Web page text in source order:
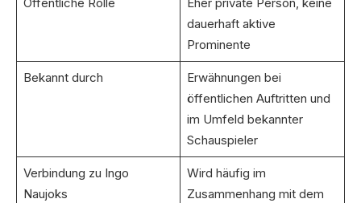
Öffentliche Rolle
Eher private Person, keine
dauerhaft aktive
Prominente
Bekannt durch
Erwähnungen bei
öffentlichen Auftritten und
im Umfeld bekannter
Schauspieler
Verbindung zu Ingo
Naujoks
Wird häufig im
Zusammenhang mit dem